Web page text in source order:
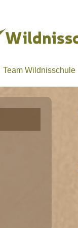
Team Wildnisschule